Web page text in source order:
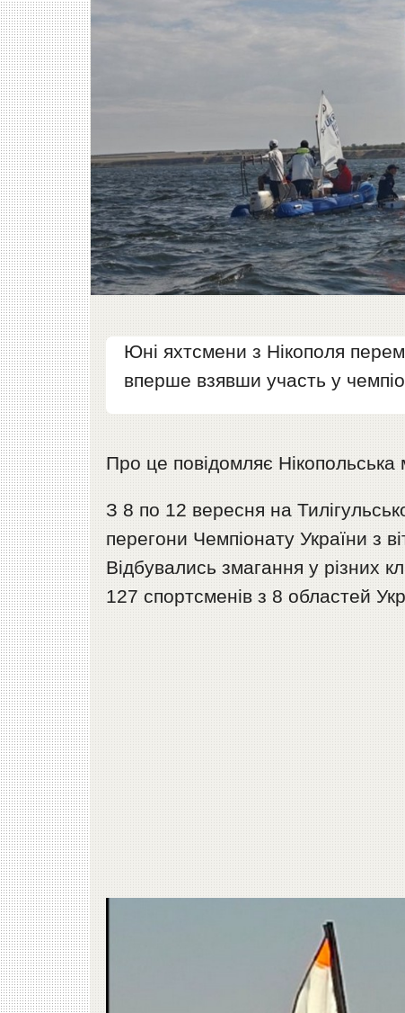
Юні яхтсмени з Нікополя
вперше взявши участь у
Про це повідомляє
З 8 по 12 вересня на
перегони Чемпіонату України з
Відбувались змагання у різних
127 спортсменів з 8 областей